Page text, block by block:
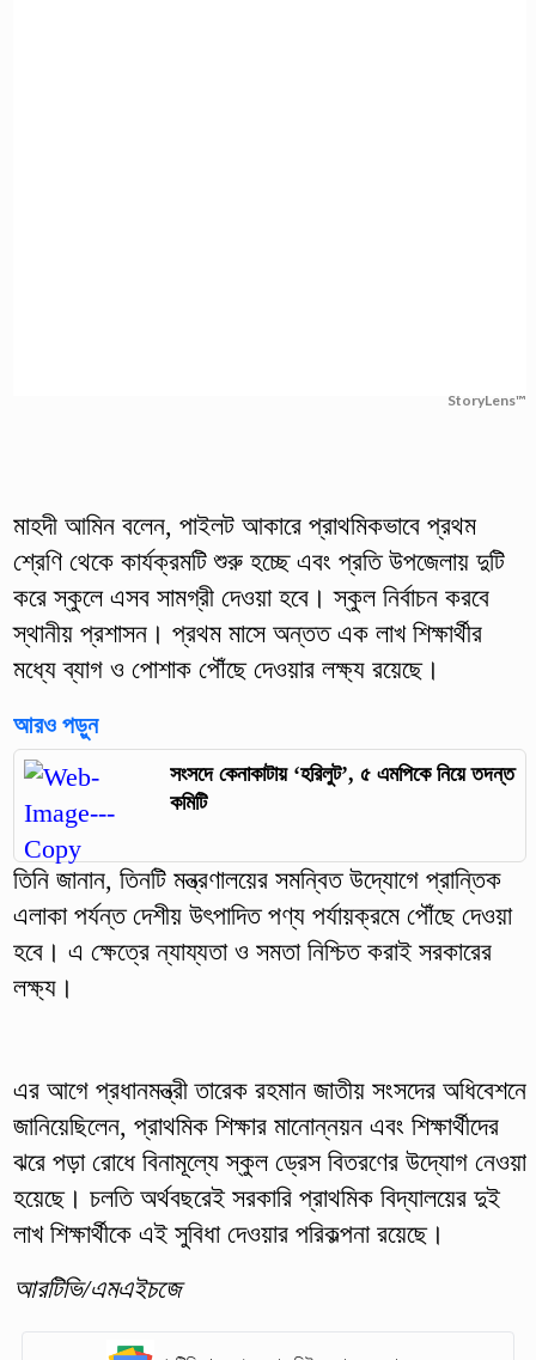
StoryLens™
মাহদী আমিন বলেন, পাইলট আকারে প্রাথমিকভাবে প্রথম
শ্রেণি থেকে কার্যক্রমটি শুরু হচ্ছে এবং প্রতি উপজেলায় দুটি
করে স্কুলে এসব সামগ্রী দেওয়া হবে। স্কুল নির্বাচন করবে
স্থানীয় প্রশাসন। প্রথম মাসে অন্তত এক লাখ শিক্ষার্থীর
মধ্যে ব্যাগ ও পোশাক পৌঁছে দেওয়ার লক্ষ্য রয়েছে।
আরও পড়ুন
সংসদে কেনাকাটায় ‘হরিলুট’, ৫ এমপিকে নিয়ে তদন্ত
কমিটি
তিনি জানান, তিনটি মন্ত্রণালয়ের সমন্বিত উদ্যোগে প্রান্তিক
এলাকা পর্যন্ত দেশীয় উৎপাদিত পণ্য পর্যায়ক্রমে পৌঁছে দেওয়া
হবে। এ ক্ষেত্রে ন্যায্যতা ও সমতা নিশ্চিত করাই সরকারের
লক্ষ্য।
এর আগে প্রধানমন্ত্রী তারেক রহমান জাতীয় সংসদের অধিবেশনে
জানিয়েছিলেন, প্রাথমিক শিক্ষার মানোন্নয়ন এবং শিক্ষার্থীদের
ঝরে পড়া রোধে বিনামূল্যে স্কুল ড্রেস বিতরণের উদ্যোগ নেওয়া
হয়েছে। চলতি অর্থবছরেই সরকারি প্রাথমিক বিদ্যালয়ের দুই
লাখ শিক্ষার্থীকে এই সুবিধা দেওয়ার পরিকল্পনা রয়েছে।
আরটিভি/এমএইচজে